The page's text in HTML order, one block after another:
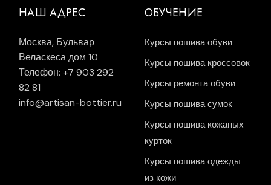
НАШ АДРЕС
Москва, Бульвар
Веласкеса дом 10
Телефон: +7 903 292
82 81
info@artisan-bottier.ru
ОБУЧЕНИЕ
Курсы пошива обуви
Курсы пошива кроссовок
Курсы ремонта обуви
Курсы пошива сумок
Курсы пошива кожаных
курток
Курсы пошива одежды
из кожи